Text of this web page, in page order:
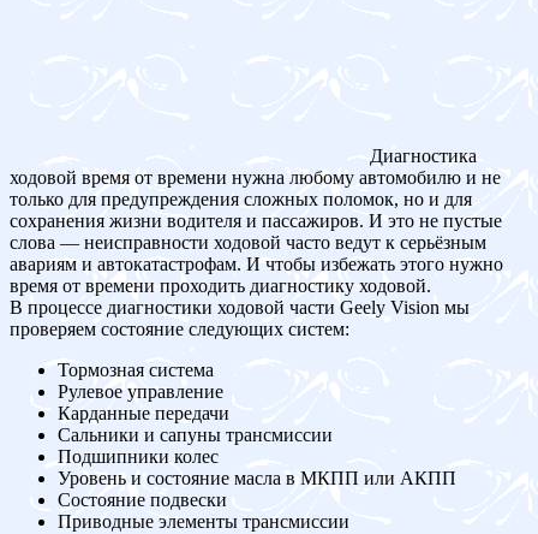
Диагностика
ходовой время от времени нужна любому автомобилю и не
только для предупреждения сложных поломок, но и для
сохранения жизни водителя и пассажиров. И это не пустые
слова — неисправности ходовой часто ведут к серьёзным
авариям и автокатастрофам. И чтобы избежать этого нужно
время от времени проходить диагностику ходовой.
В процессе диагностики ходовой части Geely Vision мы
проверяем состояние следующих систем:
Тормозная система
Рулевое управление
Карданные передачи
Сальники и сапуны трансмиссии
Подшипники колес
Уровень и состояние масла в МКПП или АКПП
Состояние подвески
Приводные элементы трансмиссии